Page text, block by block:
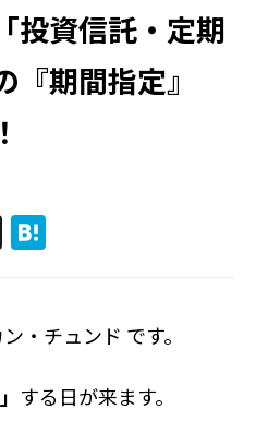
投資信託・定期
期間指定』
X
n
・チュンド です。
する日が来ます。